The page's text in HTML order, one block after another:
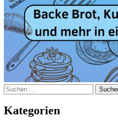
Suchen
nach:
Kategorien